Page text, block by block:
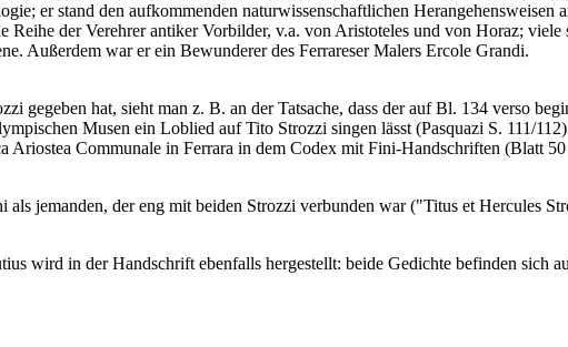
er stand den aufkommenden naturwissenschaftlichen Herangehensweisen
Reihe der Verehrer antiker Vorbilder, v.a. von Aristoteles und von Horaz;
Außerdem war er ein Bewunderer des Ferrareser Malers Ercole Grandi.
gegeben hat, sieht man z. B. an der Tatsache, dass der auf Bl. 134 verso
Musen ein Loblied auf Tito Strozzi singen lässt (Pasquazi S. 111/
Ariostea Communale in Ferrara in dem Codex mit Fini-Handschriften (Blatt
jemanden, der eng mit beiden Strozzi verbunden war ("Titus et Hercules
wird in der Handschrift ebenfalls hergestellt: beide Gedichte befinden sich